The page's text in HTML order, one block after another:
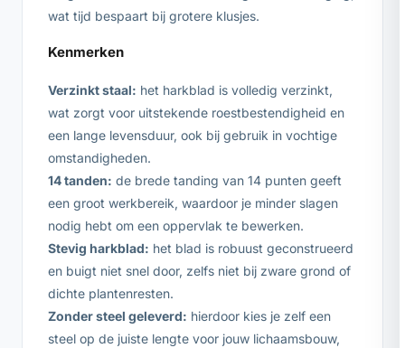
wat tijd bespaart bij grotere klusjes.
Kenmerken
Verzinkt staal: het harkblad is volledig verzinkt,
wat zorgt voor uitstekende roestbestendigheid en
een lange levensduur, ook bij gebruik in vochtige
omstandigheden.
14 tanden: de brede tanding van 14 punten geeft
een groot werkbereik, waardoor je minder slagen
nodig hebt om een oppervlak te bewerken.
Stevig harkblad: het blad is robuust geconstrueerd
en buigt niet snel door, zelfs niet bij zware grond of
dichte plantenresten.
Zonder steel geleverd: hierdoor kies je zelf een
steel op de juiste lengte voor jouw lichaamsbouw,